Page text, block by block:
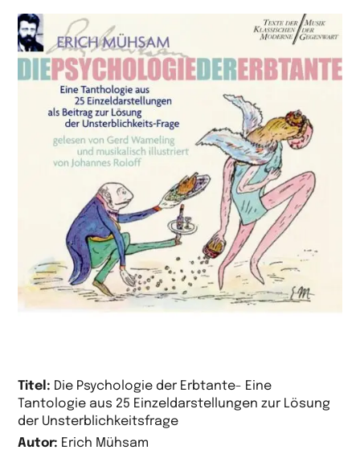
Titel: Die Psychologie der Erbtante- Eine
Tantologie aus 25 Einzeldarstellungen zur Lösung
der Unsterblichkeitsfrage
Autor: Erich Mühsam